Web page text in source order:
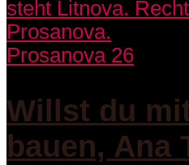
Prosanova 26
Willst du
bauen, Ana